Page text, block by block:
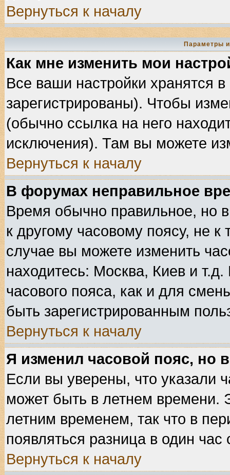
Вернуться к началу
Параметры
Как мне изменить мои
Все ваши настройки хранятся
зарегистрированы). Чтобы
(обычно ссылка на него
исключения). Там вы можете
Вернуться к началу
В форумах неправильное
Время обычно правильное, но
к другому часовому поясу, не
случае вы можете изменить
находитесь: Москва, Киев и
часового пояса, как и для
быть зарегистрированным
Вернуться к началу
Я изменил часовой пояс, но
Если вы уверены, что указали
может быть в летнем времени.
летним временем, так что в
появляться разница в один
Вернуться к началу